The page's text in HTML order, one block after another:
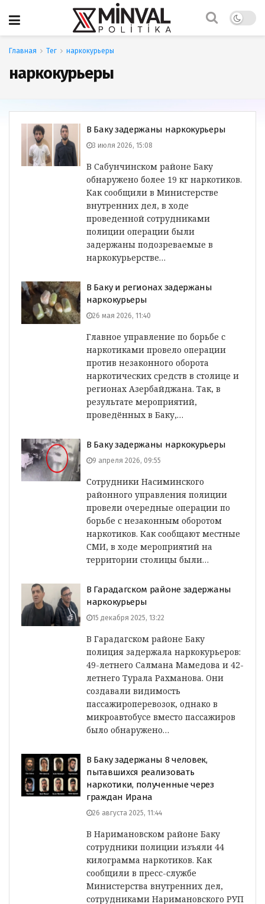
Главная Тег наркокурьеры
наркокурьеры
В Баку задержаны наркокурьеры
3 июля 2026, 15:08
В Сабунчинском районе Баку
обнаружено более 19 кг наркотиков.
Как сообщили в Министерстве
внутренних дел, в ходе
проведенной сотрудниками
полиции операции были
задержаны подозреваемые в
наркокурьерстве…
В Баку и регионах задержаны
наркокурьеры
26 мая 2026, 11:40
Главное управление по борьбе с
наркотиками провело операции
против незаконного оборота
наркотических средств в столице и
регионах Азербайджана. Так, в
результате мероприятий,
проведённых в Баку,…
В Баку задержаны наркокурьеры
9 апреля 2026, 09:55
Сотрудники Насиминского
районного управления полиции
провели очередные операции по
борьбе с незаконным оборотом
наркотиков. Как сообщают местные
СМИ, в ходе мероприятий на
территории столицы были…
В Гарадагском районе задержаны
наркокурьеры
15 декабря 2025, 13:22
В Гарадагском районе Баку
полиция задержала наркокурьеров:
49-летнего Салмана Мамедова и 42-
летнего Турала Рахманова. Они
создавали видимость
пассажироперевозок, однако в
микроавтобусе вместо пассажиров
было обнаружено…
В Баку задержаны 8 человек,
пытавшихся реализовать
наркотики, полученные через
граждан Ирана
26 августа 2025, 11:44
В Наримановском районе Баку
сотрудники полиции изъяли 44
килограмма наркотиков. Как
сообщили в пресс-службе
Министерства внутренних дел,
сотрудниками Наримановского РУП